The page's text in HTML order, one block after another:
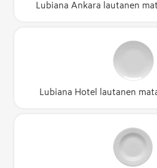
Lubiana Ankara lautanen
Lubiana Hotel lautanen